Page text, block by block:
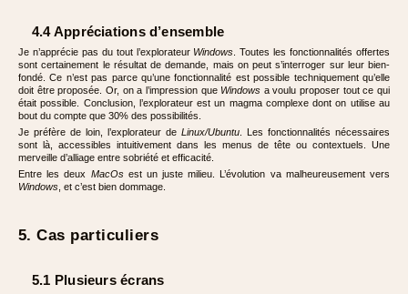
4.4 Appréciations d’ensemble
Je n’apprécie pas du tout l’explorateur Windows . Toutes les fonctionnalités offertes
sont certainement le résultat de demande, mais on peut s’interroger sur leur bien-
fondé. Ce n’est pas parce qu’une fonctionnalité est possible techniquement qu’elle
doit être proposée. Or, on a l’impression que Windows a voulu proposer tout ce qui
était possible. Conclusion, l’explorateur est un magma complexe dont on utilise au
bout du compte que 30% des possibilités.
Je préfère de loin, l’explorateur de Linux/Ubuntu . Les fonctionnalités nécessaires
sont là, accessibles intuitivement dans les menus de tête ou contextuels. Une
merveille d’alliage entre sobriété et efficacité.
Entre les deux MacOsest un juste milieu. L’évolution va malheureusement vers
Windows, et c’est bien dommage.
5. Cas particuliers
5.1 Plusieurs écrans